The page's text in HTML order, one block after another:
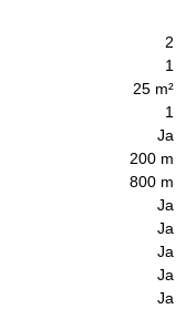
2
1
25 m²
1
Ja
200 m
800 m
Ja
Ja
Ja
Ja
Ja